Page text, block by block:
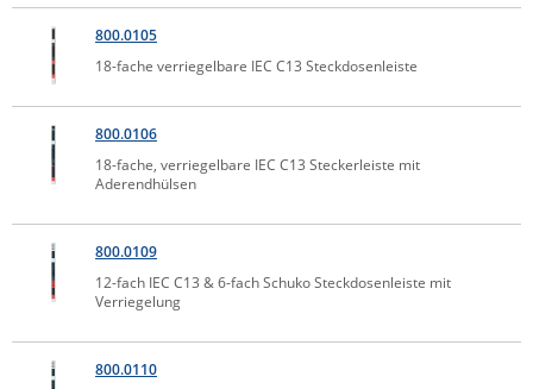
Westermo
Yuasa
ZPE Systems
News zu unseren Herstellern
800.0105
18-fache verriegelbare IEC C13 Steckdosenleiste
800.0106
18-fache, verriegelbare IEC C13 Steckerleiste mit
Aderendhülsen
800.0109
12-fach IEC C13 & 6-fach Schuko Steckdosenleiste mit
Verriegelung
800.0110